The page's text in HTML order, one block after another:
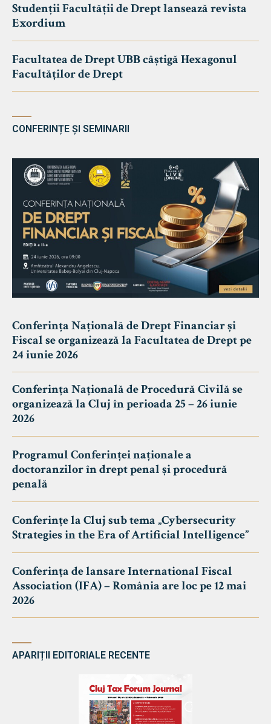
Studenții Facultății de Drept lansează revista
Exordium
Facultatea de Drept UBB câștigă Hexagonul
Facultăților de Drept
CONFERINȚE ȘI SEMINARII
Conferința Națională de Drept Financiar și
Fiscal se organizează la Facultatea de Drept pe
24 iunie 2026
Conferința Națională de Procedură Civilă se
organizează la Cluj în perioada 25 – 26 iunie
2026
Programul Conferinței naționale a
doctoranzilor în drept penal și procedură
penală
Conferințe la Cluj sub tema „Cybersecurity
Strategies in the Era of Artificial Intelligence”
Conferința de lansare International Fiscal
Association (IFA) – România are loc pe 12 mai
2026
APARIȚII EDITORIALE RECENTE